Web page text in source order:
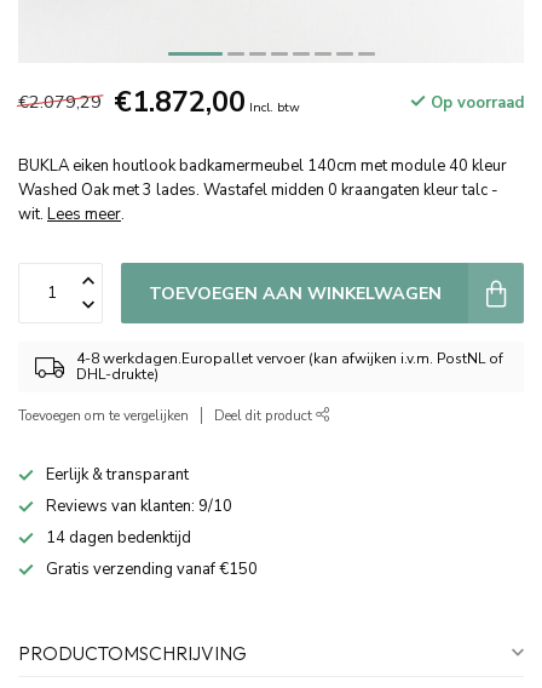
€2.079,29 €1.872,00 Incl. btw Op voorraad
BUKLA eiken houtlook badkamermeubel 140cm met module 40 kleur
Washed Oak met 3 lades. Wastafel midden 0 kraangaten kleur talc -
wit. Lees meer.
TOEVOEGEN AAN WINKELWAGEN
4-8 werkdagen.Europallet vervoer (kan afwijken i.v.m. PostNL of
DHL-drukte)
Toevoegen om te vergelijken Deel dit product
Eerlijk & transparant
Reviews van klanten: 9/10
14 dagen bedenktijd
Gratis verzending vanaf €150
PRODUCTOMSCHRIJVING